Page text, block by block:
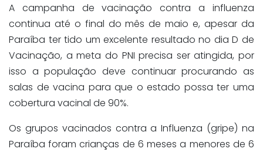
A campanha de vacinação contra a influenza
continua até o final do mês de maio e, apesar da
Paraíba ter tido um excelente resultado no dia D de
Vacinação, a meta do PNI precisa ser atingida, por
isso a população deve continuar procurando as
salas de vacina para que o estado possa ter uma
cobertura vacinal de 90%.
Os grupos vacinados contra a Influenza (gripe) na
Paraíba foram crianças de 6 meses a menores de 6